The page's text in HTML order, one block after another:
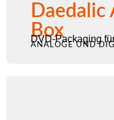
Box
DVD-Packaging
ANALOGE UND